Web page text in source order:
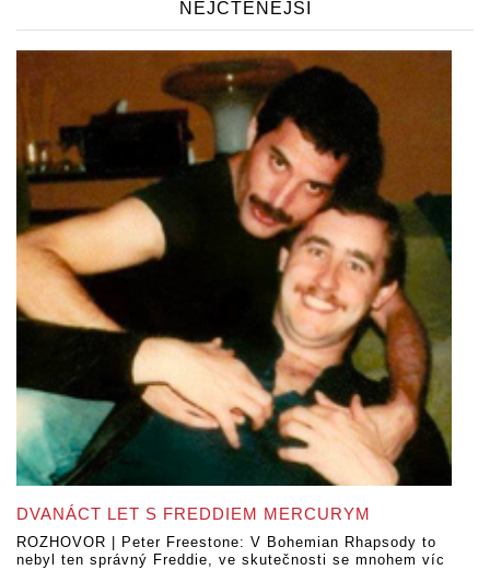
NEJČTENĚJŠÍ
DVANÁCT LET S FREDDIEM MERCURYM
ROZHOVOR | Peter Freestone: V Bohemian Rhapsody to
nebyl ten správný Freddie, ve skutečnosti se mnohem víc